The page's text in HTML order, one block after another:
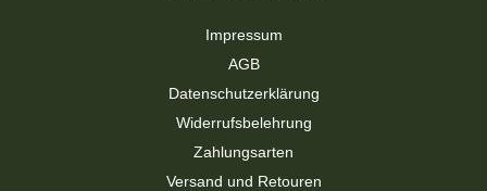
Impressum
AGB
Datenschutzerklärung
Widerrufsbelehrung
Zahlungsarten
Versand und Retouren